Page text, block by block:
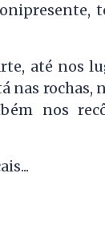
até nos
nas rochas,
nos